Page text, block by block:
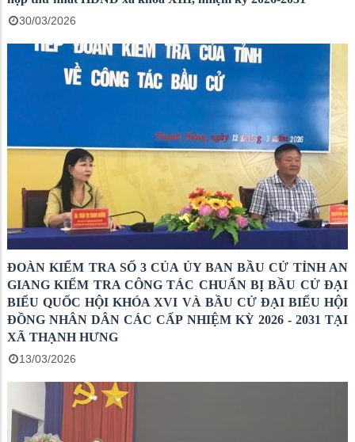
30/03/2026
ĐOÀN KIỂM TRA SỐ 3 CỦA ỦY BAN BẦU CỬ TỈNH AN
GIANG KIỂM TRA CÔNG TÁC CHUẨN BỊ BẦU CỬ ĐẠI
BIỂU QUỐC HỘI KHÓA XVI VÀ BẦU CỬ ĐẠI BIỂU HỘI
ĐỒNG NHÂN DÂN CÁC CẤP NHIỆM KỲ 2026 - 2031 TẠI
XÃ THẠNH HƯNG
13/03/2026